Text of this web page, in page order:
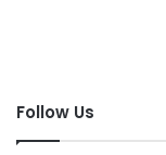
Follow Us